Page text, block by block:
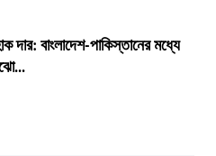
দার: বাংলাদেশ-পাকিস্তানের মধ্যে